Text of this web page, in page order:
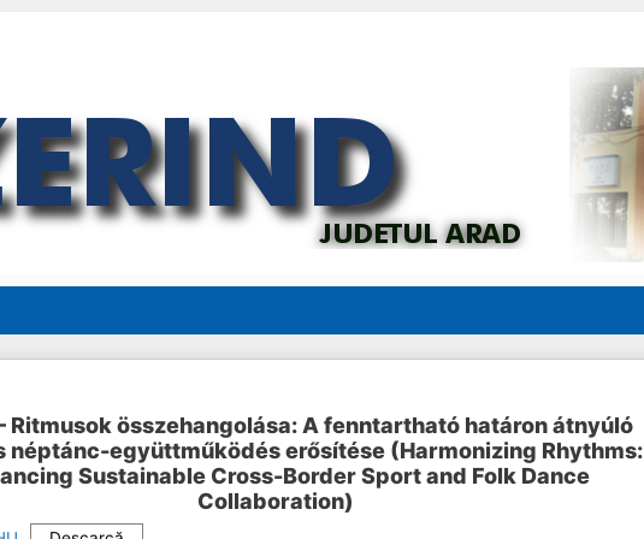
Ritmusok összehangolása: A fenntartható határon átnyúló
néptánc-együttműködés erősítése (Harmonizing Rhythms:
Sustainable Cross-Border Sport and Folk Dance
Collaboration)